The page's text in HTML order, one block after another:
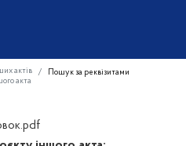
актів
Пошук за реквізитами
акта